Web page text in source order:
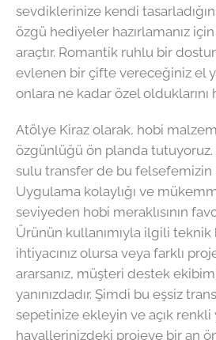
sevdiklerinize kendi
özgü hediyeler hazırlamanız
araçtır. Romantik ruhlu bir
evlenen bir çifte vereceğiniz el
onlara ne kadar özel olduklarını
Atölye Kiraz olarak, hobi
özgünlüğü ön planda tutuyoruz.
sulu transfer de bu felsefemizin
Uygulama kolaylığı ve
seviyeden hobi meraklısının
Ürünün kullanımıyla ilgili
ihtiyacınız olursa veya farklı
ararsanız, müşteri destek
yanınızdadır. Şimdi bu eşsiz
sepetinize ekleyin ve açık
hayallerinizdeki projeye bir an